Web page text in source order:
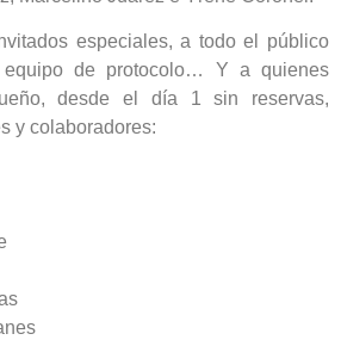
especiales, a todo el público
de protocolo… Y a quienes
desde el día 1 sin reservas,
y colaboradores: